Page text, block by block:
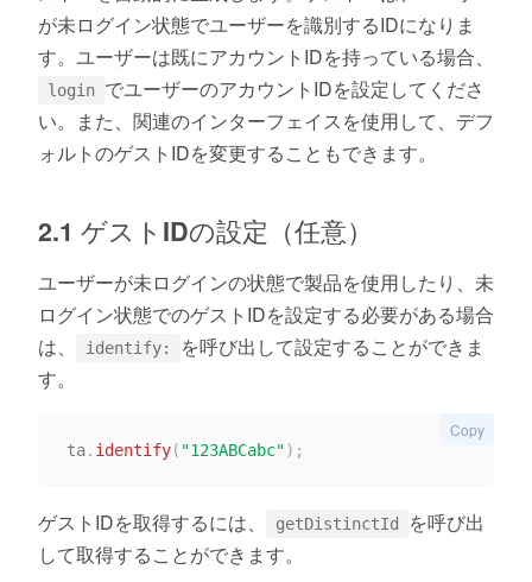
が未ログイン状態でユーザーを識別するIDになりま
す。ユーザーは既にアカウントIDを持っている場合、
login でユーザーのアカウントIDを設定してくださ
い。また、関連のインターフェイスを使用して、デフ
ォルトのゲストIDを変更することもできます。
2.1 ゲストIDの設定（任意）
ユーザーが未ログインの状態で製品を使用したり、未
ログイン状態でのゲストIDを設定する必要がある場合
は、
identify:
を呼び出して設定することができま
す。
ta. identify( "123ABCabc") ;
Copy
ゲストIDを取得するには、 getDistinctId
を呼び出
して取得することができます。